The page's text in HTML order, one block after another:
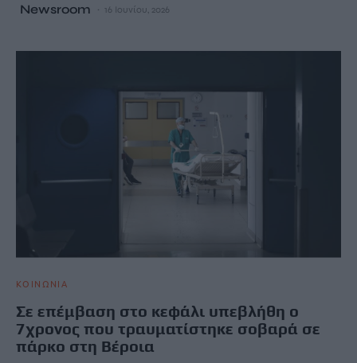
Newsroom 16 Ιουνίου, 2026
ΚΟΙΝΩΝΙΑ
Σε επέμβαση στο κεφάλι υπεβλήθη ο
7χρονος που τραυματίστηκε σοβαρά σε
πάρκο στη Βέροια